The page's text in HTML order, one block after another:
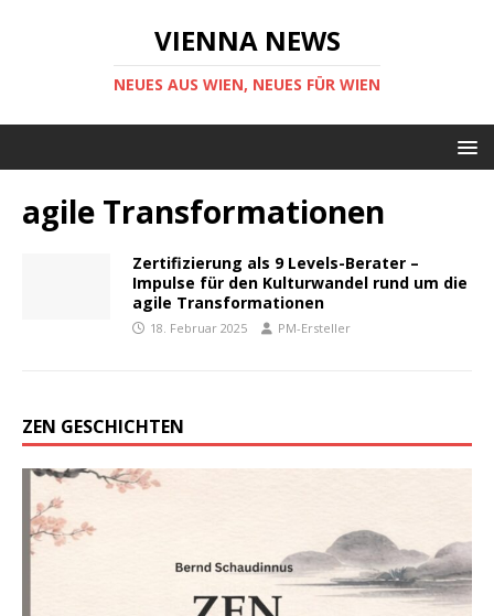
VIENNA NEWS
NEUES AUS WIEN, NEUES FÜR WIEN
agile Transformationen
Zertifizierung als 9 Levels-Berater –
Impulse für den Kulturwandel rund um die
agile Transformationen
18. Februar 2025 PM-Ersteller
ZEN GESCHICHTEN